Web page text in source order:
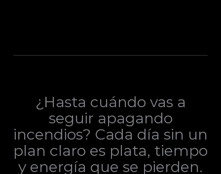
¿Hasta cuándo vas a
seguir apagando
incendios? Cada día sin un
plan claro es plata, tiempo
y energía que se pierden.